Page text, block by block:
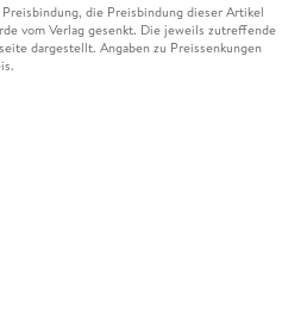
die Preisbindung dieser Artikel
vom Verlag gesenkt. Die jeweils zutreffende
dargestellt. Angaben zu Preissenkungen